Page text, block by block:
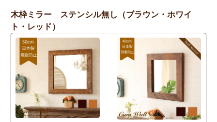
木枠ミラー ステンシル無し（ブラウン・ホワイ
ト・レッド）